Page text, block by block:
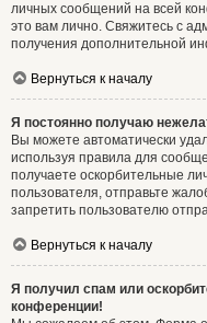
личных сообщений на всей
это вам лично. Свяжитесь с
получения дополнительной
Вернуться к началу
Я постоянно получаю
Вы можете автоматически
используя правила для
получаете оскорбительные
пользователя, отправьте
запретить пользователю
Вернуться к началу
Я получил спам или
конференции!